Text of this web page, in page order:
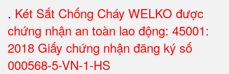
. Két Sắt Chống Cháy WELKO được
chứng nhận an toàn lao động: 45001:
2018 Giấy chứng nhận đăng ký số
000568-5-VN-1-HS